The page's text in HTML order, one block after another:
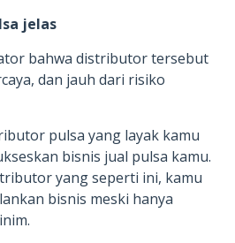
jelas
bahwa distributor tersebut
dan jauh dari risiko
pulsa yang layak kamu
bisnis jual pulsa kamu.
yang seperti ini, kamu
bisnis meski hanya